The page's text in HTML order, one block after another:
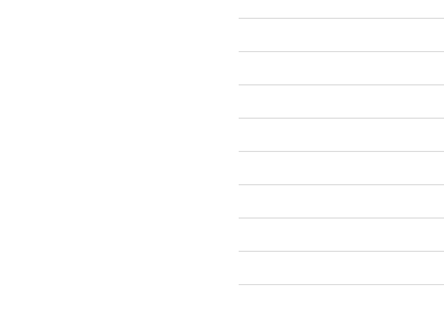
Webmail
Zamora
Yantzaza
Centinela del Cóndor
El Pangui
Palanda
Nangaritza
Paquisha
Chinchipe